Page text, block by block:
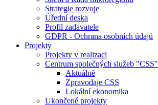
Strategie rozvoje
Úřední deska
Profil zadavatele
GDPR - Ochrana osobních údajů
Projekty
Projekty v realizaci
Centrum společných služeb "CSS"
Aktuálně
Zpravodaje CSS
Lokální ekonomika
Ukončené projekty